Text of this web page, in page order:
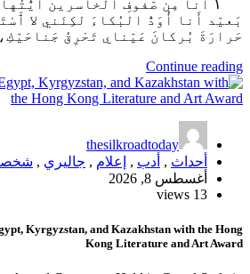
١ أَنا مِن صّفوفِ الخاسرين
بَعيّد أَنا أُوَدُّ البُكاءَ لكِنَني لا
حَرارَةَ بُركانَ عَيّناي تَحْرِقُ
Continue reading
thesilkroadtoday
أحداث , أدب , إعلام , جاليري ,
أغسطس 8, 2026
13 views
Kyrgyzstan, and Kazakhstan with the Hong
Kong Literature and Art Award